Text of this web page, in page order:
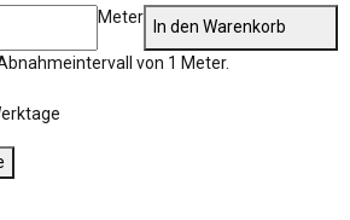
Meter
In den Warenkorb
von 1 Meter.